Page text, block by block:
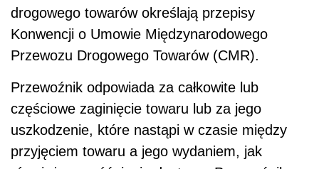
drogowego towarów określają przepisy
Konwencji o Umowie Międzynarodowego
Przewozu Drogowego Towarów (CMR).
Przewoźnik odpowiada za całkowite lub
częściowe zaginięcie towaru lub za jego
uszkodzenie, które nastąpi w czasie między
przyjęciem towaru a jego wydaniem, jak